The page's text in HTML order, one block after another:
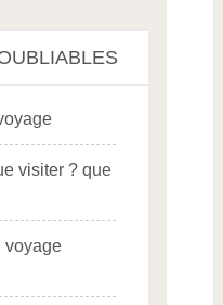
visiter ? que
voyage